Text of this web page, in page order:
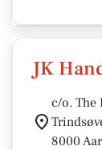
JK
c/o. The
8000